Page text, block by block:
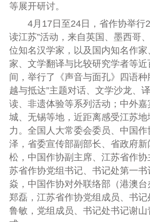
等展开研讨。
4月17日至24日 ， 省作协举行
读江苏”活动 ， 来自英国、墨西哥
位知名汉学家，以及国内知名作
家、 文学翻译与比较研究学者等近
间，举行了 《声音与面孔》四语
越与抵达”主题对话、文学沙龙、
读、非遗体验等系列活动；中外嘉
城、无锡等地，近距离感受江苏
力。全国人大常委会委员、中国
泽，省委宣传部副部长、省政府新
松，中国作协副主席、江苏省作
苏省作协党组书记、书记处第一书
焱 ， 中国作协对外联络部（港澳
郑磊，江苏省作协党组成员、书
鲁敏，党组成员、书记处书记谢山